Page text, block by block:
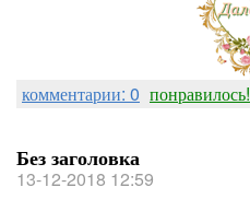
комментарии: 0 понравилось!
Без заголовка
13-12-2018 12:59